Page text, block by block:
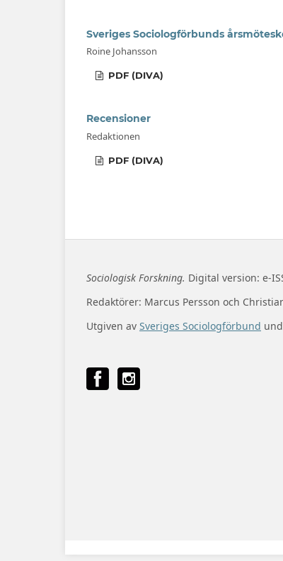
Sveriges Sociologförbunds
Roine Johansson
PDF (DIVA)
Recensioner
Redaktionen
PDF (DIVA)
Sociologisk Forskning. Digital version: e-
Redaktörer: Marcus Persson och
Utgiven av Sveriges Sociologförbund